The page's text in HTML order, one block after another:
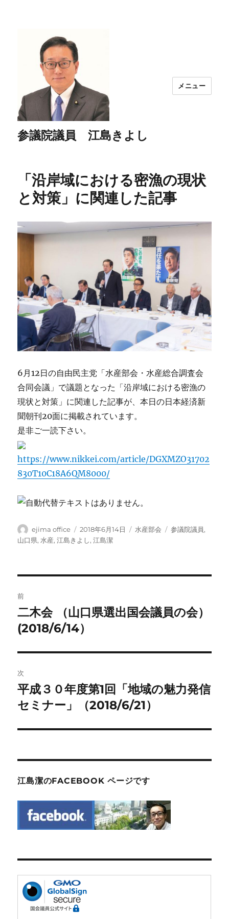
参議院議員 江島きよし
メニュー
「沿岸域における密漁の現状
と対策」に関連した記事
6月12日の自由民主党「水産部会・水産総合調査会
合同会議」で議題となった「沿岸域における密漁の
現状と対策」に関連した記事が、本日の日本経済新
聞朝刊20面に掲載されています。
是非ご一読下さい。
https://www.nikkei.com/article/DGXMZO31702
830T10C18A6QM8000/
投
稿
ejima office
投
稿
2018年6月14日
カ
水産部会
タ
参議院議員,
山口県,水産,江島きよし,江島潔
稿
ナ
ビ
ゲ
ー
シ
ン
前
前
の
稿:
二木会 （山口県選出国会議員の会）
(2018/6/14）
次
次
の
稿:
平成３０年度第1回「地域の魅力発信
セミナー」（2018/6/21）
江島潔のFACEBOOK ページです